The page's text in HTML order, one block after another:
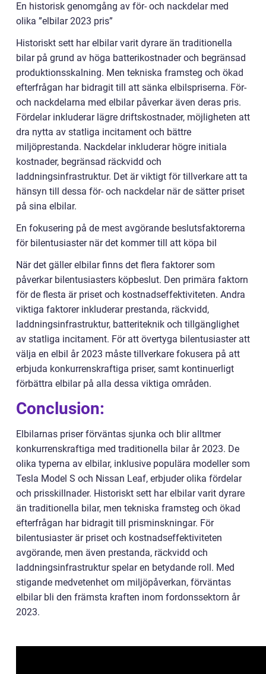
En historisk genomgång av för- och nackdelar med
olika ”elbilar 2023 pris”
Historiskt sett har elbilar varit dyrare än traditionella
bilar på grund av höga batterikostnader och begränsad
produktionsskalning. Men tekniska framsteg och ökad
efterfrågan har bidragit till att sänka elbilspriserna. För-
och nackdelarna med elbilar påverkar även deras pris.
Fördelar inkluderar lägre driftskostnader, möjligheten att
dra nytta av statliga incitament och bättre
miljöprestanda. Nackdelar inkluderar högre initiala
kostnader, begränsad räckvidd och
laddningsinfrastruktur. Det är viktigt för tillverkare att ta
hänsyn till dessa för- och nackdelar när de sätter priset
på sina elbilar.
En fokusering på de mest avgörande beslutsfaktorerna
för bilentusiaster när det kommer till att köpa bil
När det gäller elbilar finns det flera faktorer som
påverkar bilentusiasters köpbeslut. Den primära faktorn
för de flesta är priset och kostnadseffektiviteten. Andra
viktiga faktorer inkluderar prestanda, räckvidd,
laddningsinfrastruktur, batteriteknik och tillgänglighet
av statliga incitament. För att övertyga bilentusiaster att
välja en elbil år 2023 måste tillverkare fokusera på att
erbjuda konkurrenskraftiga priser, samt kontinuerligt
förbättra elbilar på alla dessa viktiga områden.
Conclusion:
Elbilarnas priser förväntas sjunka och blir alltmer
konkurrenskraftiga med traditionella bilar år 2023. De
olika typerna av elbilar, inklusive populära modeller som
Tesla Model S och Nissan Leaf, erbjuder olika fördelar
och prisskillnader. Historiskt sett har elbilar varit dyrare
än traditionella bilar, men tekniska framsteg och ökad
efterfrågan har bidragit till prisminskningar. För
bilentusiaster är priset och kostnadseffektiviteten
avgörande, men även prestanda, räckvidd och
laddningsinfrastruktur spelar en betydande roll. Med
stigande medvetenhet om miljöpåverkan, förväntas
elbilar bli den främsta kraften inom fordonssektorn år
2023.